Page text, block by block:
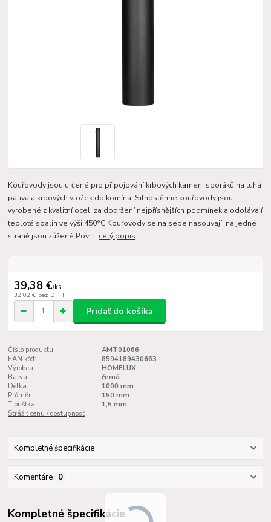
Kouřovody jsou určené pro připojování krbových kamen, sporáků na tuhá
paliva a krbových vložek do komína. Silnostěnné kouřovody jsou
vyrobené z kvalitní oceli za dodržení nejpřísnějších podmínek a odolávají
teplotě spalin ve výši 450°C.Kouřovody se na sebe nasouvají, na jedné
straně jsou zúžené.Povr... celý popis
39,38 €/ks
32,02 € bez DPH
Pridať do košíka
Číslo produktu:
AMT01066
EAN kód:
8594189430663
Výrobca:
HOMELUX
Barva:
černá
Délka:
1000 mm
Průměr:
150 mm
Tloušťka:
1,5 mm
Strážiť cenu / dostupnosť
Kompletné špecifikácie
Komentáre 0
Kompletné špecifikácie